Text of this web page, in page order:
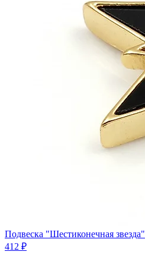
Подвеска "Шестиконечная звезда"
412 ₽